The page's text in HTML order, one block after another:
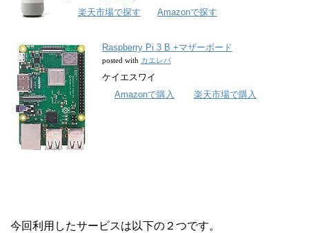
楽天市場で探す Amazonで探す
Raspberry Pi 3 B +マザーボード
posted with カエレバ
ケイエスワイ
Amazonで購入
楽天市場で購入
今回利用したサービスは以下の２つです。